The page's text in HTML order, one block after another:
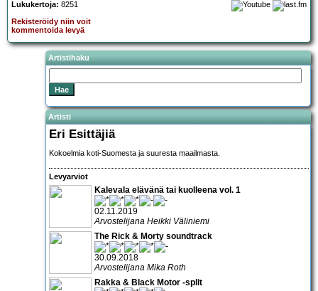
Lukukertoja: 8251
Rekisteröidy niin voit
kommentoida levyä
Artistihaku
Artisti
Eri Esittäjiä
Kokoelmia koti-Suomesta ja suuresta maailmasta.
Levyarviot
Kalevala elävänä tai kuolleena vol. 1
02.11.2019
Arvostelijana Heikki Väliniemi
The Rick & Morty soundtrack
30.09.2018
Arvostelijana Mika Roth
Rakka & Black Motor -split